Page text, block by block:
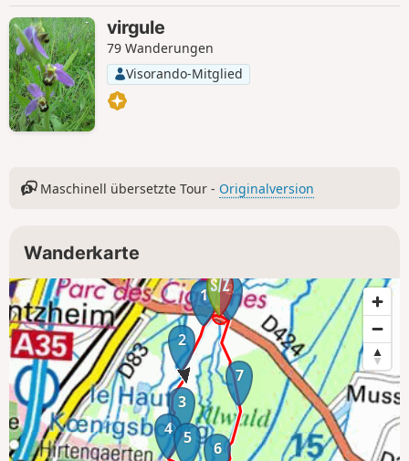
virgule
79 Wanderungen
Visorando-Mitglied
Maschinell übersetzte Tour - Originalversion
Wanderkarte
1
2
3
4 5
6
7
8